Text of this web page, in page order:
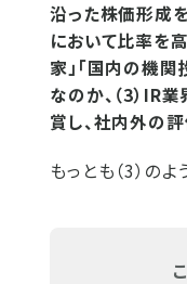
沿った株価形成
において比率を
家」「国内の機関
なのか、（3）IR
賞し、社内外の
もっとも（3）の